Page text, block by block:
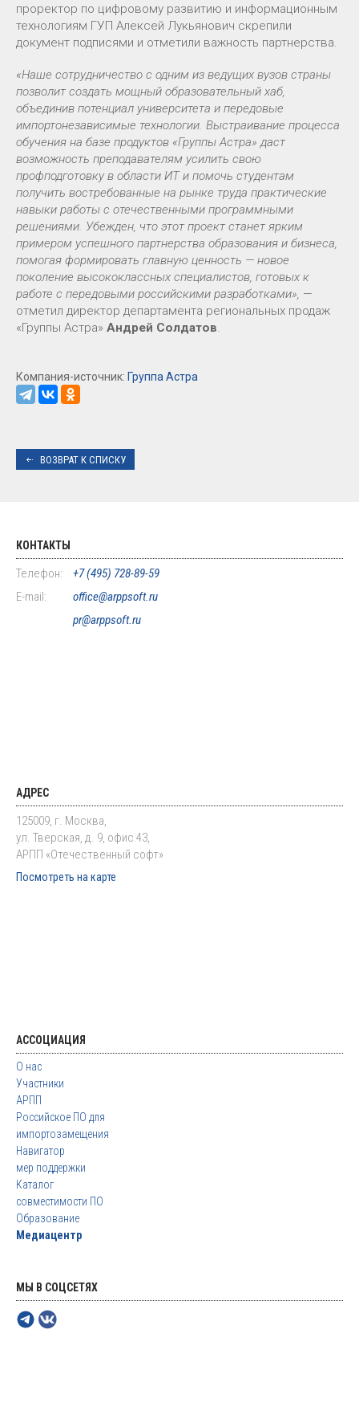
проректор по цифровому развитию и информационным
технологиям ГУП Алексей Лукьянович скрепили
документ подписями и отметили важность партнерства.
«Наше сотрудничество с одним из ведущих вузов страны
позволит создать мощный образовательный хаб,
объединив потенциал университета и передовые
импортонезависимые технологии. Выстраивание процесса
обучения на базе продуктов «Группы Астра» даст
возможность преподавателям усилить свою
профподготовку в области ИТ и помочь студентам
получить востребованные на рынке труда практические
навыки работы с отечественными программными
решениями. Убежден, что этот проект станет ярким
примером успешного партнерства образования и бизнеса,
помогая формировать главную ценность — новое
поколение высококлассных специалистов, готовых к
работе с передовыми российскими разработками», —
отметил директор департамента региональных продаж
«Группы Астра» Андрей Солдатов.
Компания-источник: Группа Астра
ВОЗВРАТ К СПИСКУ
КОНТАКТЫ
Телефон:
+7 (495) 728-89-59
E-mail:
office@arppsoft.ru
pr@arppsoft.ru
АДРЕС
125009, г. Москва,
ул. Тверская, д. 9, офис 43,
АРПП «Отечественный софт»
Посмотреть на карте
АССОЦИАЦИЯ
О нас
Участники
АРПП
Российское ПО для
импортозамещения
Навигатор
мер поддержки
Каталог
совместимости ПО
Образование
Медиацентр
МЫ В СОЦСЕТЯХ